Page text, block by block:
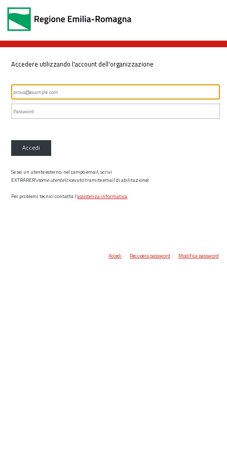
Accedere utilizzando l'account dell'organizzazione
Accedi
Se sei un utente esterno, nel campo email, scrivi
EXTRARER\nome utente(ricevuto tramite email di abilitazione)
Per problemi tecnici contatta l’assistenza informatica.
Accedi Recupera password Modifica password